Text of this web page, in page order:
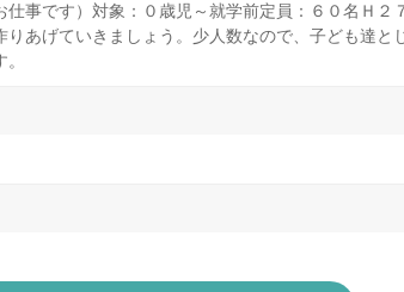
事です）対象：０歳児～就学前定員：６０名Ｈ２
あげていきましょう。少人数なので、子ども達と